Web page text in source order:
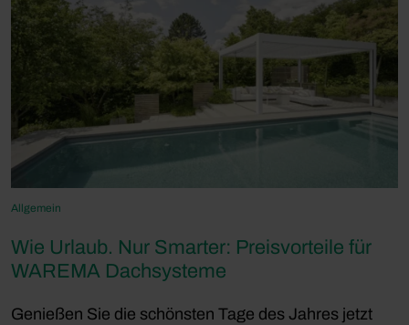
Allgemein
Wie Urlaub. Nur Smarter: Preisvorteile für
WAREMA Dachsysteme
Genießen Sie die schönsten Tage des Jahres jetzt